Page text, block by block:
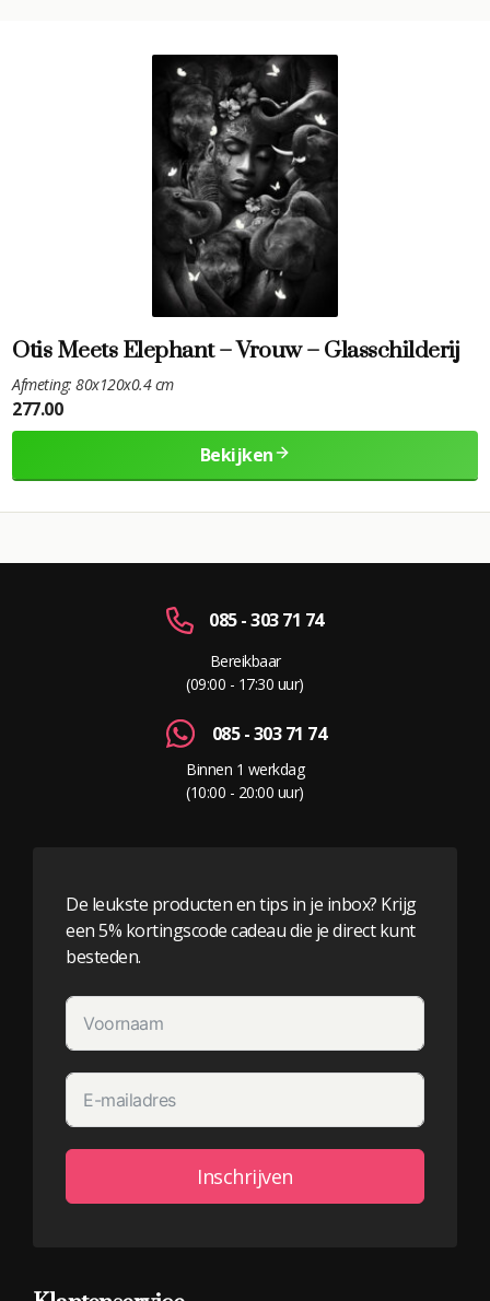
Otis Meets Elephant – Vrouw – Glasschilderij
Afmeting: 80x120x0.4 cm
277.00
Bekijken
085 - 303 71 74
Bereikbaar
(09:00 - 17:30 uur)
085 - 303 71 74
Binnen 1 werkdag
(10:00 - 20:00 uur)
De leukste producten en tips in je inbox? Krijg
een 5% kortingscode cadeau die je direct kunt
besteden.
Inschrijven